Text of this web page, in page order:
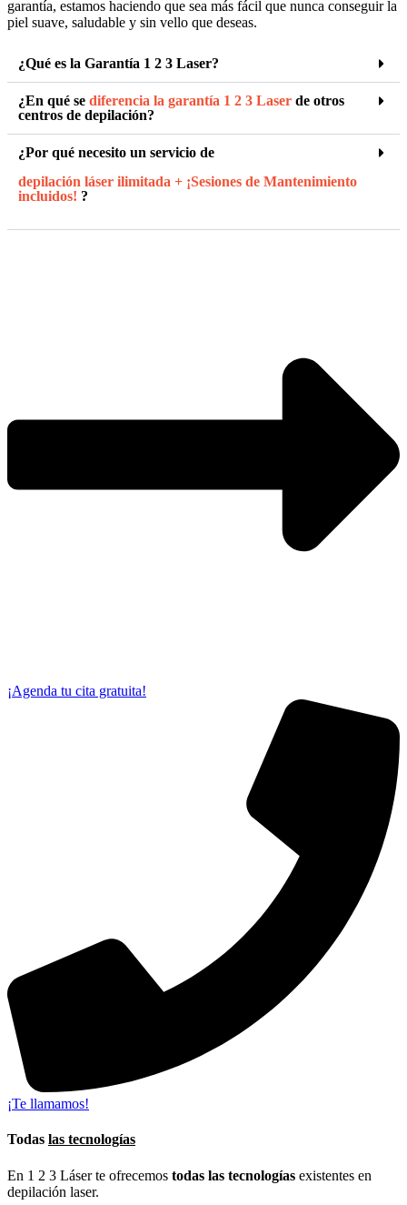
garantía, estamos haciendo que sea más fácil que nunca conseguir la
piel suave, saludable y sin vello que deseas.
¿Qué es la Garantía 1 2 3 Laser?
¿En qué se diferencia la garantía 1 2 3 Laser de otros
centros de depilación?
¿Por qué necesito un servicio de
depilación láser ilimitada + ¡Sesiones de Mantenimiento
incluidos! ?
¡Agenda tu cita gratuita!
¡Te llamamos!
Todas las tecnologías
En 1 2 3 Láser te ofrecemos todas las tecnologías existentes en
depilación laser.